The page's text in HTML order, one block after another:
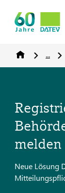
...
melden
Neue Lösung